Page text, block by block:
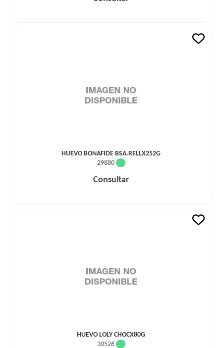
HUEVO BONAFIDE BSA.RELLX252G
29880
Consultar
HUEVO LOLY CHOCX80G
30526